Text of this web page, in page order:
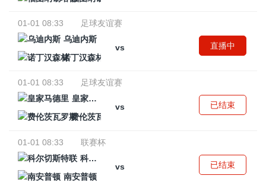
01-01 08:33
足球友谊赛
乌迪内斯
vs
诺丁汉森林
直播中
01-01 08:33
足球友谊赛
皇家马德里
vs
费伦茨瓦罗斯
已结束
01-01 08:33
联赛杯
科尔切斯特联
vs
南安普顿
已结束